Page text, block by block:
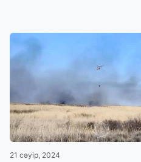
21 сәуір, 2024